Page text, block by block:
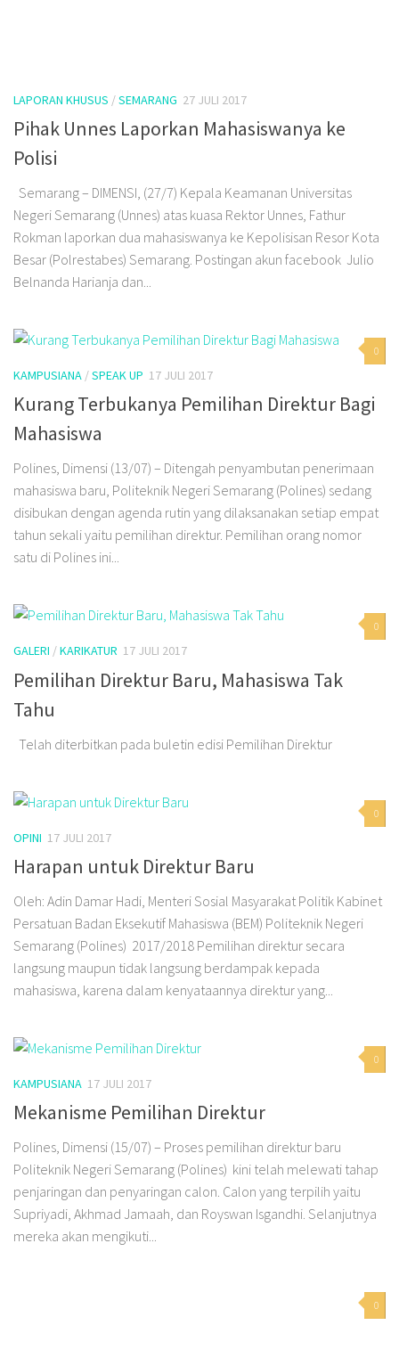
LAPORAN KHUSUS /SEMARANG 27 JULI 2017
Pihak Unnes Laporkan Mahasiswanya ke
Polisi
Semarang – DIMENSI, (27/7) Kepala Keamanan Universitas
Negeri Semarang (Unnes) atas kuasa Rektor Unnes, Fathur
Rokman laporkan dua mahasiswanya ke Kepolisisan Resor Kota
Besar (Polrestabes) Semarang. Postingan akun facebook Julio
Belnanda Harianja dan...
0
KAMPUSIANA /SPEAK UP 17 JULI 2017
Kurang Terbukanya Pemilihan Direktur Bagi
Mahasiswa
Polines, Dimensi (13/07) – Ditengah penyambutan penerimaan
mahasiswa baru, Politeknik Negeri Semarang (Polines) sedang
disibukan dengan agenda rutin yang dilaksanakan setiap empat
tahun sekali yaitu pemilihan direktur. Pemilihan orang nomor
satu di Polines ini...
0
GALERI /KARIKATUR 17 JULI 2017
Pemilihan Direktur Baru, Mahasiswa Tak
Tahu
Telah diterbitkan pada buletin edisi Pemilihan Direktur
0
OPINI 17 JULI 2017
Harapan untuk Direktur Baru
Oleh: Adin Damar Hadi, Menteri Sosial Masyarakat Politik Kabinet
Persatuan Badan Eksekutif Mahasiswa (BEM) Politeknik Negeri
Semarang (Polines) 2017/2018 Pemilihan direktur secara
langsung maupun tidak langsung berdampak kepada
mahasiswa, karena dalam kenyataannya direktur yang...
0
KAMPUSIANA 17 JULI 2017
Mekanisme Pemilihan Direktur
Polines, Dimensi (15/07) – Proses pemilihan direktur baru
Politeknik Negeri Semarang (Polines) kini telah melewati tahap
penjaringan dan penyaringan calon. Calon yang terpilih yaitu
Supriyadi, Akhmad Jamaah, dan Royswan Isgandhi. Selanjutnya
mereka akan mengikuti...
0